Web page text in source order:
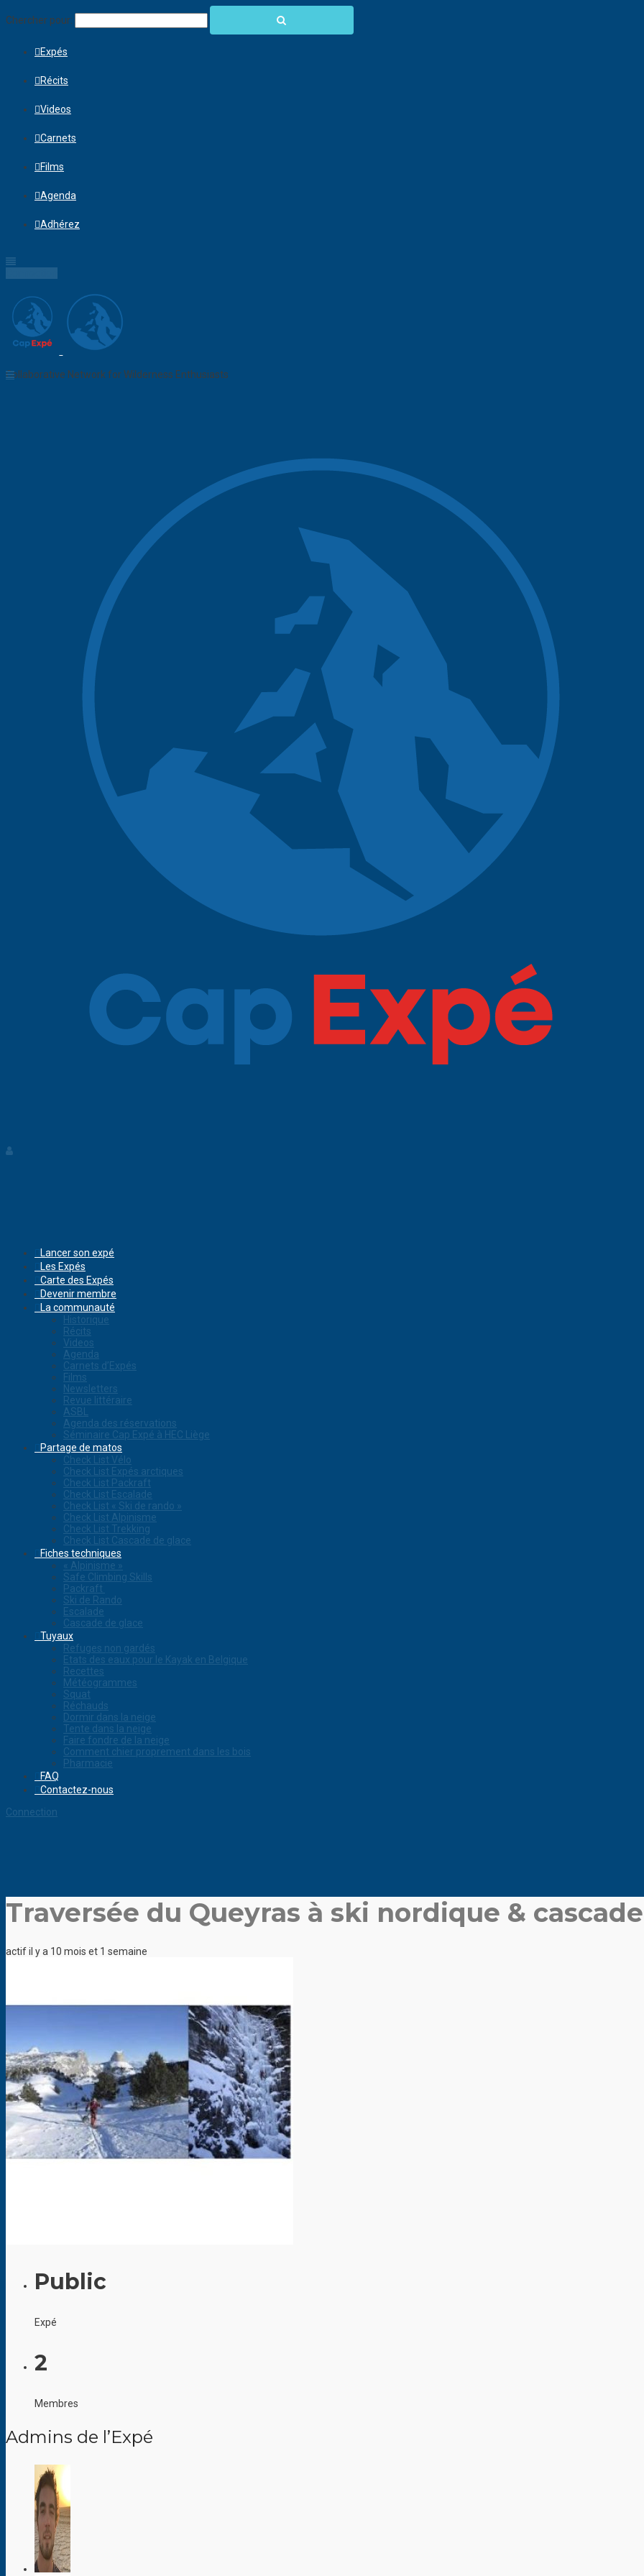
Chercher pour:
Expés
Récits
Videos
Carnets
Films
Agenda
Adhérez
Collaborative Network for Wilderness Enthusiasts
Lancer son expé
Les Expés
Carte des Expés
Devenir membre
La communauté
Historique
Récits
Videos
Agenda
Carnets d’Expés
Films
Newsletters
Revue littéraire
ASBL
Agenda des réservations
Séminaire Cap Expé à HEC Liège
Partage de matos
Check List Vélo
Check List Expés arctiques
Check List Packraft
Check List Escalade
Check List « Ski de rando »
Check List Alpinisme
Check List Trekking
Check List Cascade de glace
Fiches techniques
« Alpinisme »
Safe Climbing Skills
Packraft
Ski de Rando
Escalade
Cascade de glace
Tuyaux
Refuges non gardés
Etats des eaux pour le Kayak en Belgique
Recettes
Météogrammes
Squat
Réchauds
Dormir dans la neige
Tente dans la neige
Faire fondre de la neige
Comment chier proprement dans les bois
Pharmacie
FAQ
Contactez-nous
Connection
Traversée du Queyras à ski nordique &
actif il y a 10 mois et 1 semaine
Public
Expé
2
Membres
Admins de l’Expé